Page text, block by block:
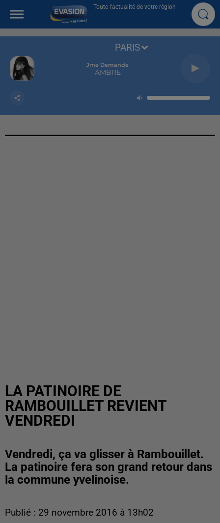
Toute l'actualité de votre région
Jme Demande
AMBRE
PARIS
LA PATINOIRE DE
RAMBOUILLET REVIENT
VENDREDI
Vendredi, ça va glisser à Rambouillet.
La patinoire fera son grand retour dans
la commune yvelinoise.
Publié : 29 novembre 2016 à 13h02